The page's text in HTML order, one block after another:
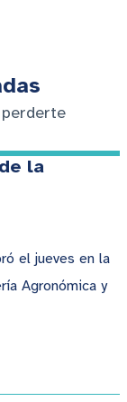
la
el jueves en la
Agronómica y